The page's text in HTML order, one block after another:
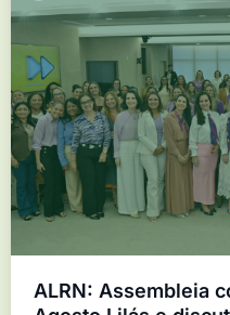
ALRN: Assembleia